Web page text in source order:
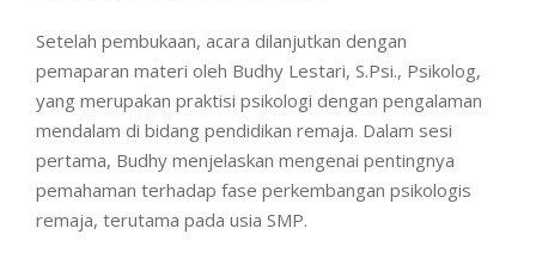
Setelah pembukaan, acara dilanjutkan dengan
pemaparan materi oleh Budhy Lestari, S.Psi., Psikolog,
yang merupakan praktisi psikologi dengan pengalaman
mendalam di bidang pendidikan remaja. Dalam sesi
pertama, Budhy menjelaskan mengenai pentingnya
pemahaman terhadap fase perkembangan psikologis
remaja, terutama pada usia SMP.